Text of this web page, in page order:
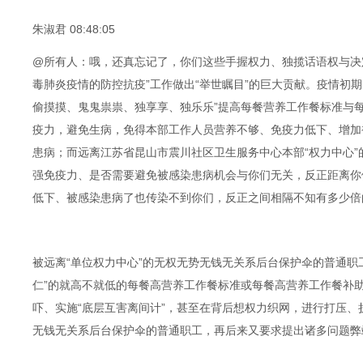
朱淑君 08:48:05
@所有人：哦，还真忘记了，你们这些手握权力、独揽话语权与
毒肺炎疫情的防控抗疫”工作做出“举世瞩目”的巨大贡献。疫情初
偷摸摸、鬼鬼祟祟、独享享、独乐乐”提高每餐营养工作餐标准
疫力，避免生病，免得本部工作人员营养不够、免疫力低下、增
患病；而远离江苏省昆山市震川社区卫生服务中心本部“权力中
强免疫力、是否需要避免被感染患病机会与你们无关，反正距离
低下、被感染患病了也传染不到你们，反正之间相隔不知有多少
被远离“单位权力中心”的无权无势无钱无关系后台保护伞的普通
仁”的就高不就低的每餐高营养工作餐标准或每餐高营养工作餐
吓、实施“底层互害离间计”，甚至在背后想权力织网，进行打
无钱无关系后台保护伞的普通职工，再后来又要求提出诸多问题